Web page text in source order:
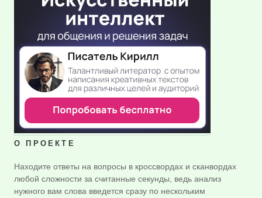
О ПРОЕКТЕ
Находите ответы на вопросы в кроссвордах и сканвордах
любой сложности за считанные секунды, ведь анализ
нужного вам слова введется сразу по нескольким